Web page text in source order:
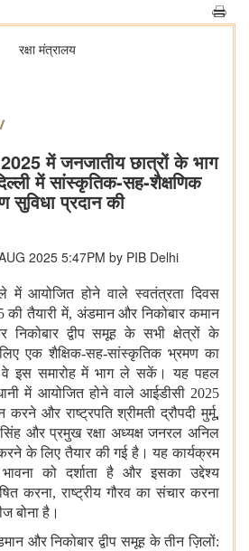
रक्षा मंत्रालय
में जनजातीय छात्रों के भाग
में सांस्कृतिक-सह-शैक्षणिक
सुविधा प्रदान की
AUG 2025 5:47PM by PIB Delhi
में आयोजित होने वाले स्वतंत्रता दिवस
की तैयारी में, अंडमान और निकोबार कमान
द्वीप समूह के सभी क्षेत्रों के
एक शैक्षिक-सह-सांस्कृतिक भ्रमण का
वे इस समारोह में भाग ले सकें। यह पहल
में आयोजित होने वाले आईडीसी 2025
करने और राष्ट्रपति श्रीमती द्रौपदी मुर्मू,
सिंह और प्रमुख रक्षा अध्यक्ष जनरल अनिल
के लिए तैयार की गई है। यह कार्यक्रम
को दर्शाता है और इसका उद्देश्य
करना,राष्ट्रीय गौरव का संचार करना
बोना है।
और निकोबार द्वीप समूह के तीन ज़िलों: